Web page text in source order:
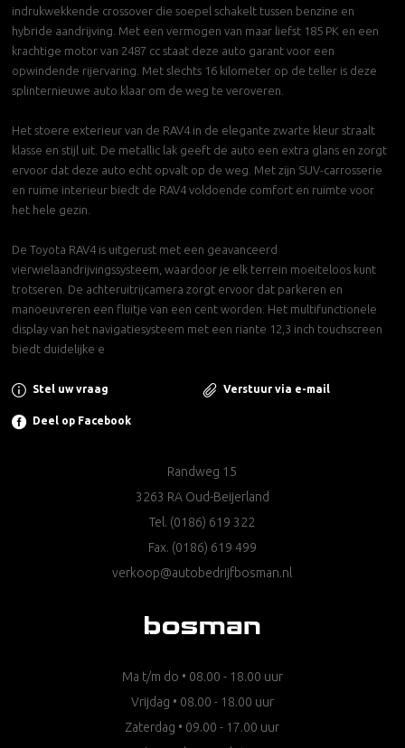
indrukwekkende crossover die soepel schakelt tussen benzine en
hybride aandrijving. Met een vermogen van maar liefst 185 PK en een
krachtige motor van 2487 cc staat deze auto garant voor een
opwindende rijervaring. Met slechts 16 kilometer op de teller is deze
splinternieuwe auto klaar om de weg te veroveren.
Het stoere exterieur van de RAV4 in de elegante zwarte kleur straalt
klasse en stijl uit. De metallic lak geeft de auto een extra glans en zorgt
ervoor dat deze auto echt opvalt op de weg. Met zijn SUV-carrosserie
en ruime interieur biedt de RAV4 voldoende comfort en ruimte voor
het hele gezin.
De Toyota RAV4 is uitgerust met een geavanceerd
vierwielaandrijvingssysteem, waardoor je elk terrein moeiteloos kunt
trotseren. De achteruitrijcamera zorgt ervoor dat parkeren en
manoeuvreren een fluitje van een cent worden. Het multifunctionele
display van het navigatiesysteem met een riante 12,3 inch touchscreen
biedt duidelijke e
Stel uw vraag Verstuur via e-mail
Deel op Facebook
Randweg 15
3263 RA Oud-Beijerland
Tel. (0186) 619 322
Fax. (0186) 619 499
verkoop@autobedrijfbosman.nl
Ma t/m do • 08.00 - 18.00 uur
Vrijdag • 08.00 - 18.00 uur
Zaterdag • 09.00 - 17.00 uur